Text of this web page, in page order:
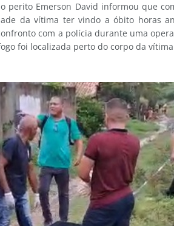
perito Emerson David informou que
da vítima ter vindo a óbito horas
com a polícia durante uma
foi localizada perto do corpo da